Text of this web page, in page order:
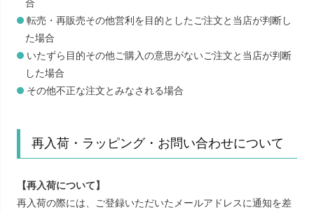
合
転売・再販売その他営利を目的としたご注文と当店が判断し
た場合
いたずら目的その他ご購入の意思がないご注文と当店が判断
した場合
その他不正な注文とみなされる場合
再入荷・ラッピング・お問い合わせについて
【再入荷について】
再入荷の際には、ご登録いただいたメールアドレスに通知を差